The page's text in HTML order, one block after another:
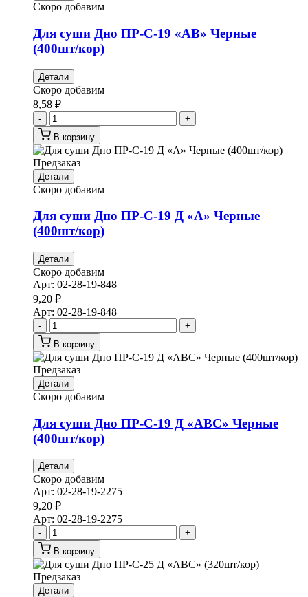
Скоро добавим
Для суши Дно ПР-С-19 «АВ» Черные
(400шт/кор)
Детали
Скоро добавим
8,58 ₽
-
+
В корзину
Предзаказ
Детали
Скоро добавим
Для суши Дно ПР-С-19 Д «А» Черные
(400шт/кор)
Детали
Скоро добавим
Арт: 02-28-19-848
9,20 ₽
Арт: 02-28-19-848
-
+
В корзину
Предзаказ
Детали
Скоро добавим
Для суши Дно ПР-С-19 Д «АВС» Черные
(400шт/кор)
Детали
Скоро добавим
Арт: 02-28-19-2275
9,20 ₽
Арт: 02-28-19-2275
-
+
В корзину
Предзаказ
Детали